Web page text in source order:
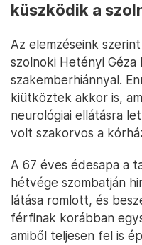
küszködik a
Az elemzéseink
szolnoki Hetényi
szakemberhiánnyal.
kiütköztek akkor is,
neurológiai ellátásra
volt szakorvos a
A 67 éves édesapa a
hétvége szombatján
látása romlott, és
férfinak korábban
amiből teljesen fel is